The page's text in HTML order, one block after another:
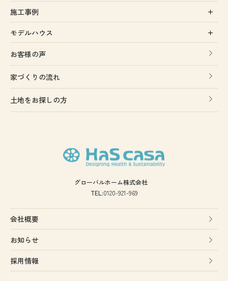
施工事例
モデルハウス
お客様の声
家づくりの流れ
土地をお探しの方
グローバルホーム株式会社
TEL:0120-921-969
会社概要
お知らせ
採用情報